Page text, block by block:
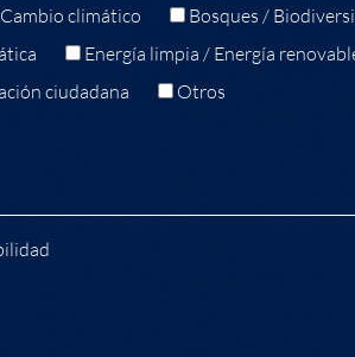
Cambio climático
Bosques /
Energía limpia / Energía
ciudadana Otros